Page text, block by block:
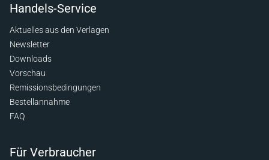
Handels-Service
Aktuelles aus den Verlagen
Newsletter
Downloads
Vorschau
Remissionsbedingungen
Bestellannahme
FAQ
Für Verbraucher